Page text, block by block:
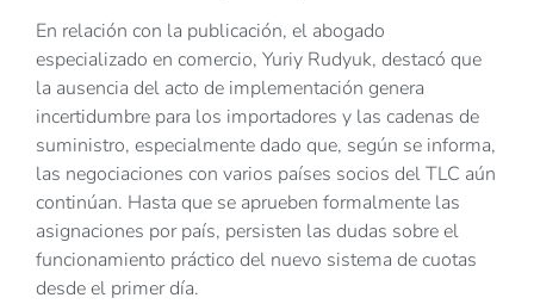
En relación con la publicación, el abogado
especializado en comercio, Yuriy Rudyuk, destacó que
la ausencia del acto de implementación genera
incertidumbre para los importadores y las cadenas de
suministro, especialmente dado que, según se informa,
las negociaciones con varios países socios del TLC aún
continúan. Hasta que se aprueben formalmente las
asignaciones por país, persisten las dudas sobre el
funcionamiento práctico del nuevo sistema de cuotas
desde el primer día.